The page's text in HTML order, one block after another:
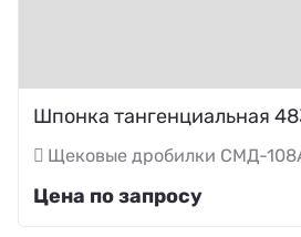
Шпонка тангенциальная
Щековые дробилки СМД-
Цена по запросу